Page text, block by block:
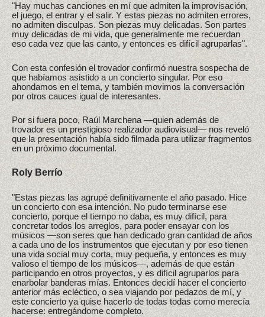
"Hay muchas canciones en mí que admiten la improvisación,
el juego, el entrar y el salir. Y estas piezas no admiten errores,
no admiten disculpas. Son piezas muy delicadas. Son partes
muy delicadas de mi vida, que generalmente me recuerdan
eso cada vez que las canto, y entonces es difícil agruparlas".
Con esta confesión el trovador confirmó nuestra sospecha de
que habíamos asistido a un concierto singular. Por eso
ahondamos en el tema, y también movimos la conversación
por otros cauces igual de interesantes.
Por si fuera poco, Raúl Marchena —quien además de
trovador es un prestigioso realizador audiovisual— nos reveló
que la presentación había sido filmada para utilizar fragmentos
en un próximo documental.
Roly Berrío
"Estas piezas las agrupé definitivamente el año pasado. Hice
un concierto con esa intención. No pudo terminarse ese
concierto, porque el tiempo no daba, es muy difícil, para
concretar todos los arreglos, para poder ensayar con los
músicos —son seres que han dedicado gran cantidad de años
a cada uno de los instrumentos que ejecutan y por eso tienen
una vida social muy corta, muy pequeña, y entonces es muy
valioso el tiempo de los músicos—, además de que están
participando en otros proyectos, y es difícil agruparlos para
enarbolar banderas mías. Entonces decidí hacer el concierto
anterior más ecléctico, o sea viajando por pedazos de mí, y
este concierto ya quise hacerlo de todas todas como merecía
hacerse: entregándome completo.